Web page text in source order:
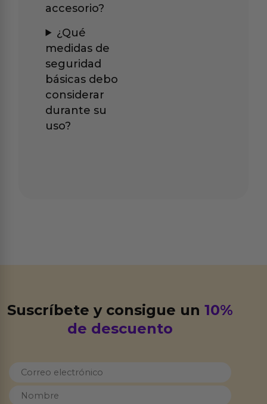
accesorio?
¿Qué
medidas de
seguridad
básicas debo
considerar
durante su
uso?
Suscríbete y consigue un10%
de descuento